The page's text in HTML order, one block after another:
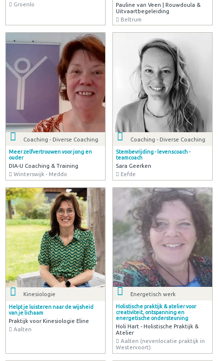
Groenlo
Pauline van Veen | Rouwdoula &
Uitvaartbegeleiding
Beltrum
Coaching - Diverse Coaching
Meer zelfvertrouwen voor jong en
ouder
DIA-U Coaching & Training
Winterswijk - Meddo
Coaching - Diverse Coaching
Stembevrijding - levenscoach -
teamcoach
Sara Geerken
Eefde
Kinesiologie
Helpt je luisteren naar de wijsheid
van je lichaam
Praktijk voor Kinesiologie Eline
Aalten
Energetisch werk
Holistische praktijk & atelier voor
creativiteit, ontspanning en
energetische ondersteuning
Holi Hart - Holistische Praktijk &
Atelier
Aalten (nevenlocatie praktijk in
Westervoort)